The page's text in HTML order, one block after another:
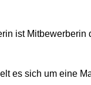
ist Mitbewerberin
es sich um eine